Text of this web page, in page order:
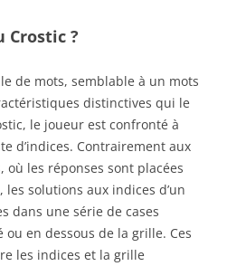
Crostic ?
de mots, semblable à un mots
distinctives qui le
le joueur est confronté à
d’indices. Contrairement aux
les réponses sont placées
solutions aux indices d’un
dans une série de cases
en dessous de la grille. Ces
les indices et la grille